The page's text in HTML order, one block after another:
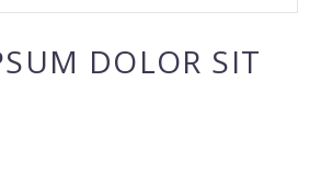
DOLOR SIT